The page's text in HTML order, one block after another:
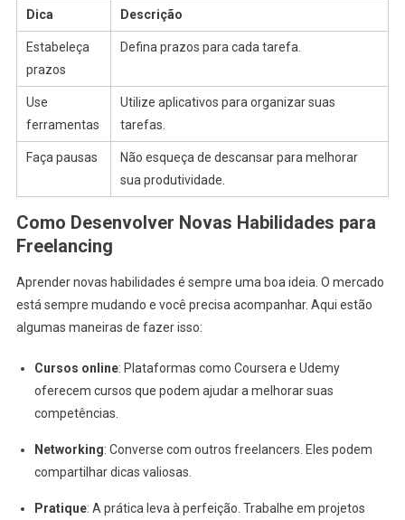
Dica Descrição
Estabeleça
prazos
Defina prazos para cada tarefa.
Use
ferramentas
Utilize aplicativos para organizar suas
tarefas.
Faça pausas
Não esqueça de descansar para melhorar
sua produtividade.
Como Desenvolver Novas Habilidades para
Freelancing
Aprender novas habilidades é sempre uma boa ideia. O mercado
está sempre mudando e você precisa acompanhar. Aqui estão
algumas maneiras de fazer isso:
Cursos online: Plataformas como Coursera e Udemy
oferecem cursos que podem ajudar a melhorar suas
competências.
Networking: Converse com outros freelancers. Eles podem
compartilhar dicas valiosas.
Pratique: A prática leva à perfeição. Trabalhe em projetos